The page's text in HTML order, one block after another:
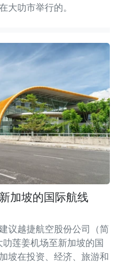
大叻市举行的。
加坡的国际航线
议越捷航空股份公司（简
莲姜机场至新加坡的国
坡在投资、经济、旅游和